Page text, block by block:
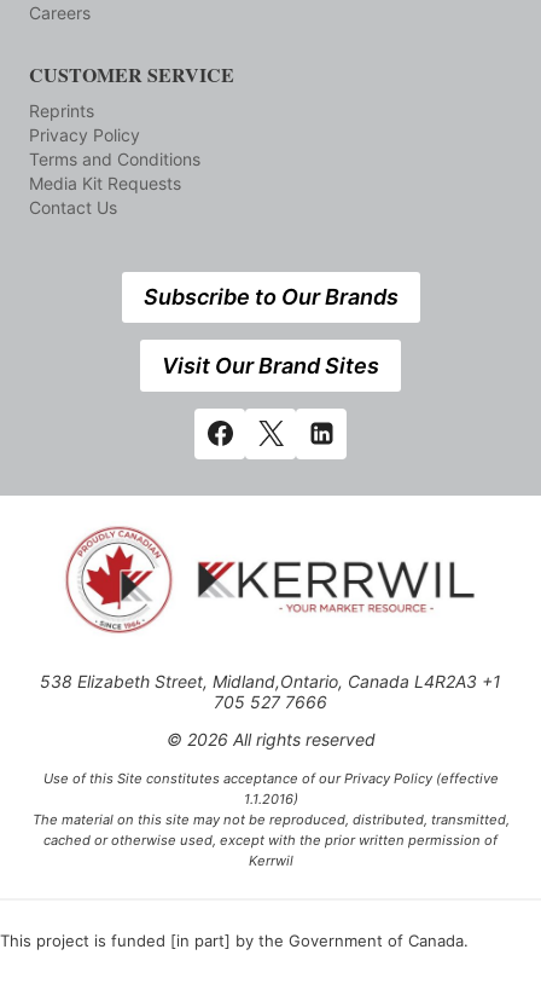
Careers
CUSTOMER SERVICE
Reprints
Privacy Policy
Terms and Conditions
Media Kit Requests
Contact Us
Subscribe to Our Brands
Visit Our Brand Sites
538 Elizabeth Street, Midland,Ontario, Canada L4R2A3 +1
705 527 7666
© 2026 All rights reserved
Use of this Site constitutes acceptance of our Privacy Policy (effective
1.1.2016)
The material on this site may not be reproduced, distributed, transmitted,
cached or otherwise used, except with the prior written permission of
Kerrwil
This project is funded [in part] by the Government of Canada.